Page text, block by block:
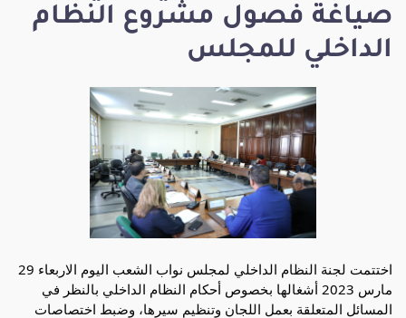
صياغة فصول مشروع النظام
الداخلي للمجلس